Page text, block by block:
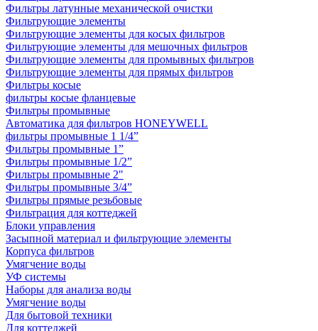
Фильтры латунные механической очистки
Фильтрующие элементы
Фильтрующие элементы для косых фильтров
Фильтрующие элементы для мешочных фильтров
Фильтрующие элементы для промывных фильтров
Фильтрующие элементы для прямых фильтров
Фильтры косые
фильтры косые фланцевые
Фильтры промывные
Автоматика для фильтров HONEYWELL
фильтры промывные 1 1/4”
Фильтры промывные 1”
Фильтры промывные 1/2”
Фильтры промывные 2"
Фильтры промывные 3/4”
Фильтры прямые резьбовые
Фильтрация для коттеджей
Блоки управления
Засыпной материал и фильтрующие элементы
Корпуса фильтров
Умягчение воды
УФ системы
Наборы для анализа воды
Умягчение воды
Для бытовой техники
Для коттеджей